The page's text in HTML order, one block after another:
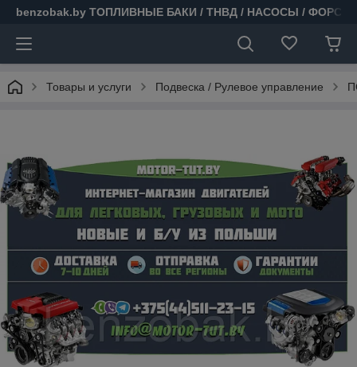
benzobak.by ТОПЛИВНЫЕ БАКИ / ТНВД / НАСОСЫ /
Товары и услуги Подвеска / Рулевое управление